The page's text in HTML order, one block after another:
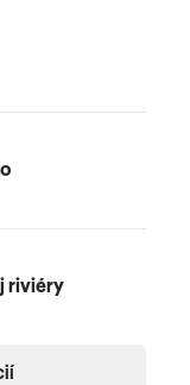
riviéry